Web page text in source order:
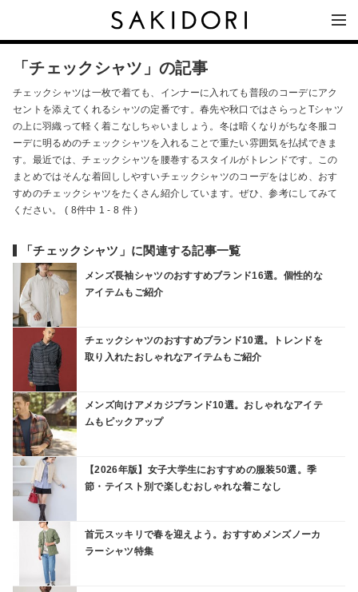
「チェックシャツ」の記事
チェックシャツは一枚で着ても、インナーに入れても普段のコーデにアク
セントを添えてくれるシャツの定番です。春先や秋口ではさらっとTシャツ
の上に羽織って軽く着こなしちゃいましょう。冬は暗くなりがちな冬服コ
ーデに明るめのチェックシャツを入れることで重たい雰囲気を払拭できま
す。最近では、チェックシャツを腰巻するスタイルがトレンドです。この
まとめではそんな着回ししやすいチェックシャツのコーデをはじめ、おす
すめのチェックシャツをたくさん紹介しています。ぜひ、参考にしてみて
ください。 ( 8件中 1 - 8 件 )
「チェックシャツ」に関連する記事一覧
メンズ長袖シャツのおすすめブランド16選。個性的な
アイテムもご紹介
チェックシャツのおすすめブランド10選。トレンドを
取り入れたおしゃれなアイテムもご紹介
メンズ向けアメカジブランド10選。おしゃれなアイテ
ムもピックアップ
【2026年版】女子大学生におすすめの服装50選。季
節・テイスト別で楽しむおしゃれな着こなし
首元スッキリで春を迎えよう。おすすめメンズノーカ
ラーシャツ特集